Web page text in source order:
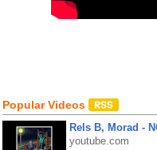
Popular Videos
Rels B, Morad -
youtube.com